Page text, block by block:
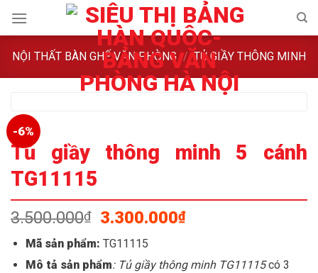
NỘI THẤT BÀN GHẾ VĂN PHÒNG / TỦ GIẦY THÔNG MINH
-6%
Tủ giầy thông minh 5 cánh
TG11115
3.500.000₫
Giá
gốc
là:
3.500.000₫.
3.300.000₫Giá
là:
Mã sản phẩm: TG11115
Mô tả sản phẩm: Tủ giầy thông minh TG11115có 3